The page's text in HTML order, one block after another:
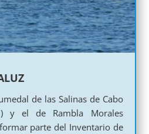
de las Salinas de Cabo
y el de Rambla Morales
parte del Inventario de